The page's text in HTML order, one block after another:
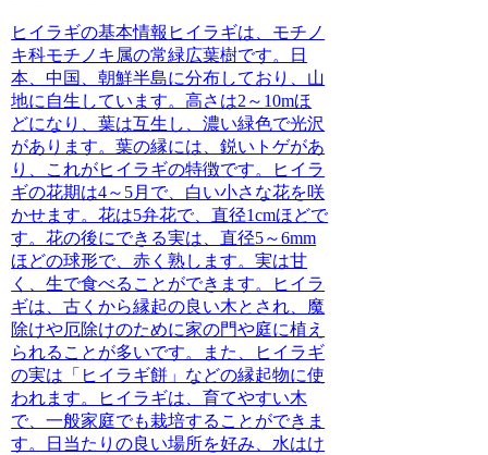
ヒイラギの基本情報 ヒイラギは、モチノ
キ科モチノキ属の常緑広葉樹です。日
本、中国、朝鮮半島に分布しており、山
地に自生しています。高さは2～10mほ
どになり、葉は互生し、濃い緑色で光沢
があります。葉の縁には、鋭いトゲがあ
り、これがヒイラギの特徴です。ヒイラ
ギの花期は4～5月で、白い小さな花を咲
かせます。花は5弁花で、直径1cmほどで
す。花の後にできる実は、直径5～6mm
ほどの球形で、赤く熟します。実は甘
く、生で食べることができます。ヒイラ
ギは、古くから縁起の良い木とされ、魔
除けや厄除けのために家の門や庭に植え
られることが多いです。また、ヒイラギ
の実は「ヒイラギ餅」などの縁起物に使
われます。ヒイラギは、育てやすい木
で、一般家庭でも栽培することができま
す。日当たりの良い場所を好み、水はけ